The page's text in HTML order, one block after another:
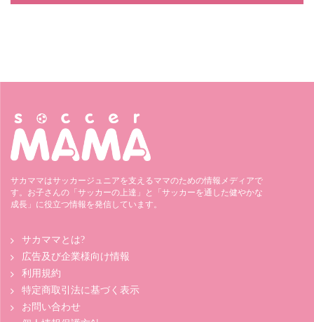
サカママはサッカージュニアを支えるママのための情報メディアで
す。お子さんの「サッカーの上達」と「サッカーを通した健やかな
成長」に役立つ情報を発信しています。
サカママとは?
広告及び企業様向け情報
利用規約
特定商取引法に基づく表示
お問い合わせ